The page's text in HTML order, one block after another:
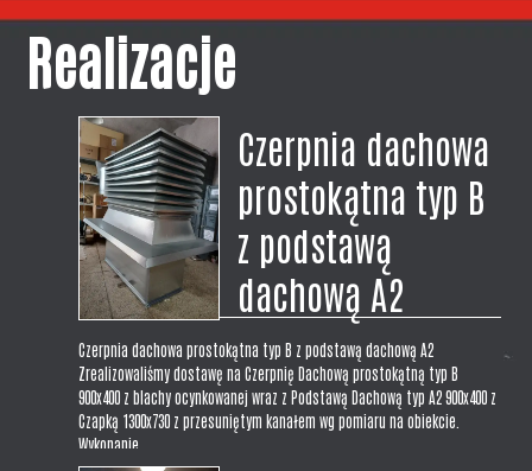
Realizacje
Czerpnia dachowa
prostokątna typ B
z podstawą
dachową A2
Czerpnia dachowa prostokątna typ B z podstawą dachową A2
Zrealizowaliśmy dostawę na Czerpnię Dachową prostokątną typ B
900x400 z blachy ocynkowanej wraz z Podstawą Dachową typ A2 900x400 z
Czapką 1300x730 z przesuniętym kanałem wg pomiaru na obiekcie.
Wykonanie...